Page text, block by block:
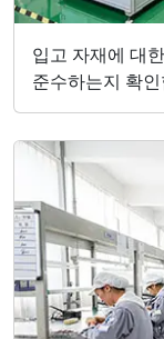
입고 자재에 대
준수하는지 확